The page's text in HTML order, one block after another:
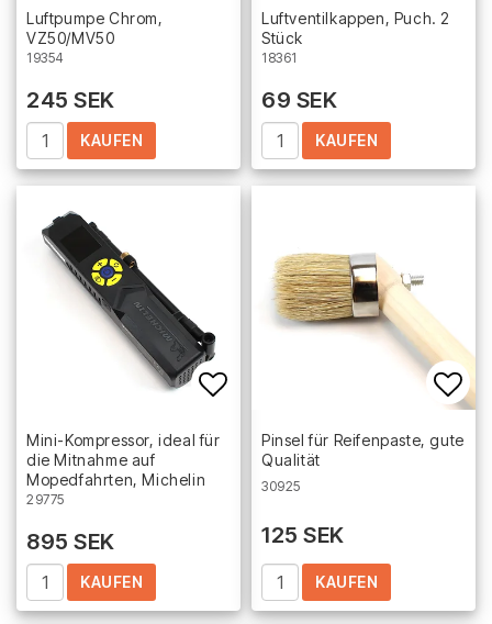
Luftpumpe Chrom,
VZ50/MV50
19354
245 SEK
KAUFEN
Luftventilkappen, Puch. 2
Stück
18361
69 SEK
KAUFEN
Add to list of favorites
Mini-Kompressor, ideal für
die Mitnahme auf
Mopedfahrten, Michelin
29775
895 SEK
KAUFEN
Pinsel für Reifenpaste, gute
Qualität
30925
125 SEK
KAUFEN